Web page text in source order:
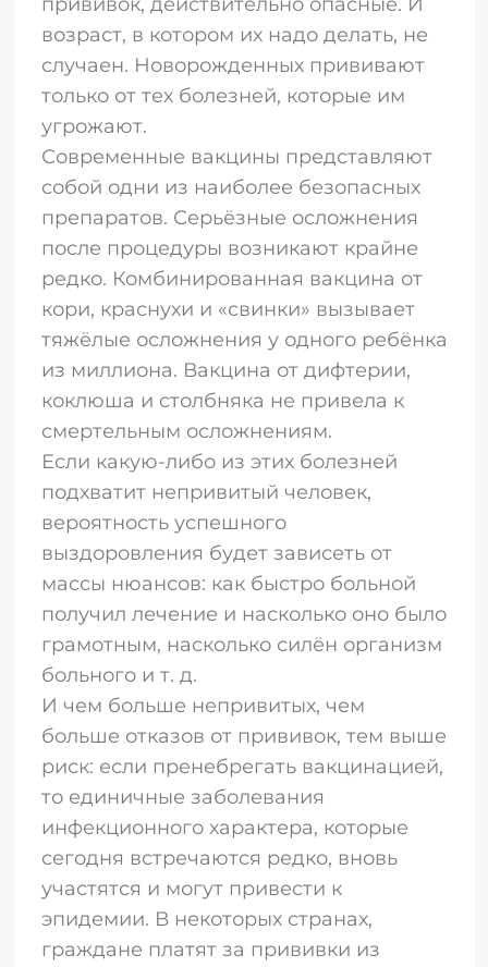
возраст, в котором их надо делать, не
случаен. Новорожденных прививают
только от тех болезней, которые им
угрожают.
Современные вакцины представляют
собой одни из наиболее безопасных
препаратов. Серьёзные осложнения
после процедуры возникают крайне
редко. Комбинированная вакцина от
кори, краснухи и «свинки» вызывает
тяжёлые осложнения у одного ребёнка
из миллиона. Вакцина от дифтерии,
коклюша и столбняка не привела к
смертельным осложнениям.
Если какую-либо из этих болезней
подхватит непривитый человек,
вероятность успешного
выздоровления будет зависеть от
массы нюансов: как быстро больной
получил лечение и насколько оно было
грамотным, насколько силён организм
больного и т. д.
И чем больше непривитых, чем
больше отказов от прививок, тем выше
риск: если пренебрегать вакцинацией,
то единичные заболевания
инфекционного характера, которые
сегодня встречаются редко, вновь
участятся и могут привести к
эпидемии. В некоторых странах,
граждане платят за прививки из